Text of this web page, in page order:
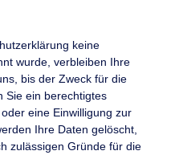
keine
wurde, verbleiben Ihre
bis der Zweck für die
Sie ein berechtigtes
eine Einwilligung zur
Ihre Daten gelöscht,
zulässigen Gründe für die